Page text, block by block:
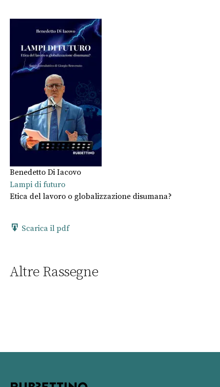
Benedetto Di Iacovo
Lampi di futuro
Etica del lavoro o globalizzazione disumana?
Scarica il pdf
Altre Rassegne